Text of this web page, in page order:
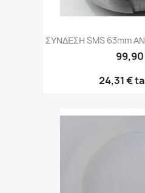
ΣΥΝΔΕΣΗ SMS 63mm
99,90
24,31 €